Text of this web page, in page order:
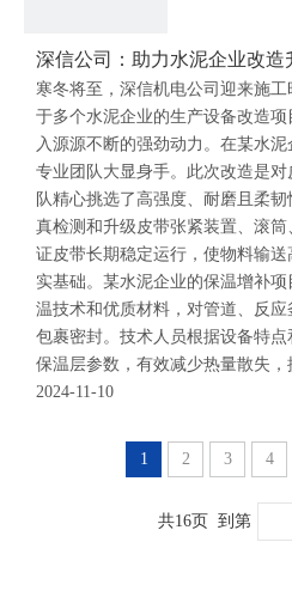
深信公司：助力水泥企业改造
寒冬将至，深信机电公司迎来施
于多个水泥企业的生产设备改造
入源源不断的强劲动力。在某水
专业团队大显身手。此次改造是
队精心挑选了高强度、耐磨且柔
真检测和升级皮带张紧装置、滚
证皮带长期稳定运行，使物料输
实基础。某水泥企业的保温增补
温技术和优质材料，对管道、反
包裹密封。技术人员根据设备特
保温层参数，有效减少热量散失，
2024-11-10
1 2 3 4
共16页 到第